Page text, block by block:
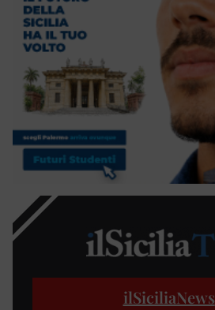
ilSiciliaNews